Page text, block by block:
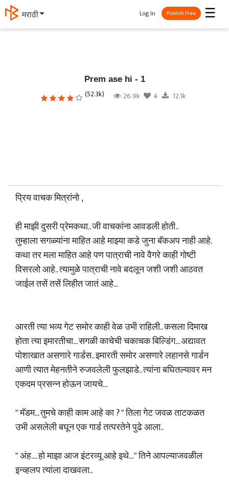
தமிழ் ☰
Log In Publish Free
Prem ase hi - 1
(52.3k) 26.9k 4 12.1k
प्रिय वाचक मित्रांनो ,
ही माझी दुसरी प्रेमकथा.. जी वाचकांना आवडली होती..
तुम्हाला सगळ्यांना माहित आहे माझ्या कडे जुना बॅकअप नाही आहे.
कथा तर मला माहित आहे पण पात्राची नावे वैगरे काही गोष्टी
विसरलो आहे.. त्यामुळे पात्राची नावे बदलून जशी जशी आठवत
जाईल तसें तसें लिहीत जातं आहे...
आरती त्या भव्य गेट समोर काही वेळ उभी राहिली.. कसला दिमाख
होता त्या इमारतीचा... सगळी काचेची चकाचक बिल्डिंग... अद्यावत
पोशाखात असणारे गार्डस.. इमारती समोर असणारे लहानसे गार्डन
आणी त्यात मेहनतीने रुजवलेली फुलझाडे.. त्यांना बघितल्यावर मन
एकदम प्रसन्न होऊन जायचे...
" मॅडम... तुमचे काही काम आहे का ? " तिला गेट जवळ ताटकळत
उभी असलेली बघून एक गार्ड तत्परतेने पुढे आला..
" अंह.... हो माझा आज इंटरव्यू आहे इथे... " तिने आपल्याजवळील
इन्व्हलप त्यांला दाखवला..